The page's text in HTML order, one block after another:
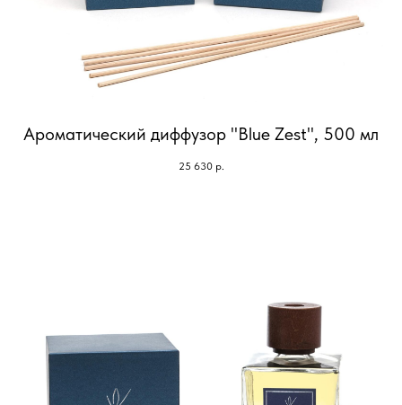
Ароматический диффузор "Blue Zest", 500 мл
25 630 р.